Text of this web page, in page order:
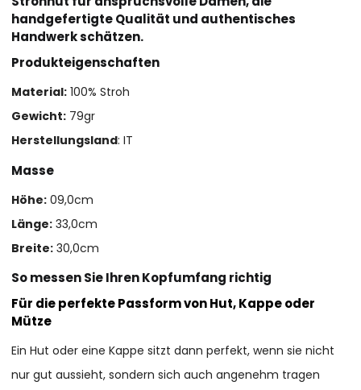
handgefertigte Qualität und authentisches
Handwerk schätzen.
Produkteigenschaften
Material: 100% Stroh
Gewicht: 79gr
Herstellungsland: IT
Masse
Höhe: 09,0cm
Länge: 33,0cm
Breite: 30,0cm
So messen Sie Ihren Kopfumfang richtig
Für die perfekte Passform von Hut, Kappe oder
Mütze
Ein Hut oder eine Kappe sitzt dann perfekt, wenn sie nicht
nur gut aussieht, sondern sich auch angenehm tragen